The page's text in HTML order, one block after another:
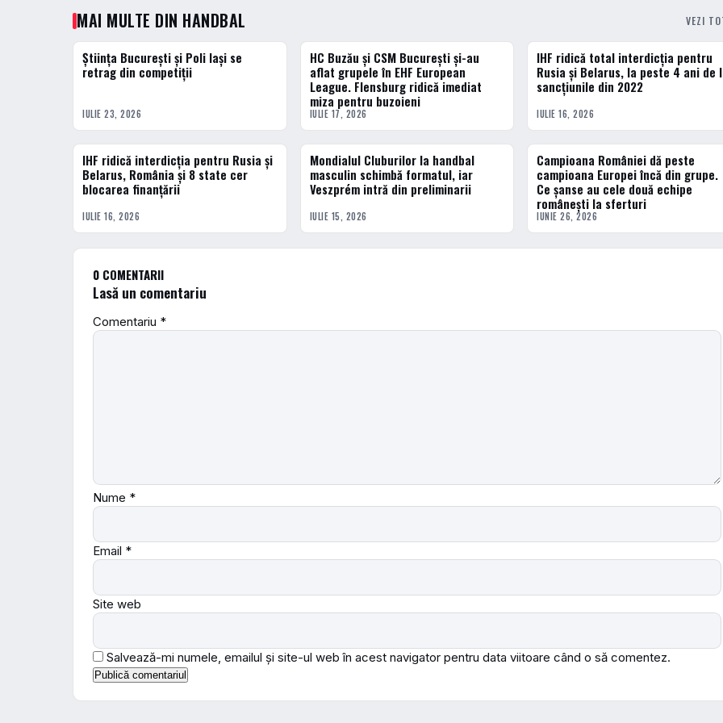
MAI MULTE DIN HANDBAL VEZI
ACTUALE
Știința București și Poli Iași se
retrag din competiții
IULIE 23, 2026
HANDBAL
HC Buzău și CSM București și-au
aflat grupele în EHF European
League. Flensburg ridică imediat
miza pentru buzoieni
IULIE 17, 2026
HANDBAL
IHF ridică total interdicția pentru
Rusia și Belarus, la peste 4 ani de
sancțiunile din 2022
IULIE 16, 2026
DIVERSE
IHF ridică interdicția pentru Rusia și
Belarus, România și 8 state cer
blocarea finanțării
IULIE 16, 2026
HANDBAL
Mondialul Cluburilor la handbal
masculin schimbă formatul, iar
Veszprém intră din preliminarii
IULIE 15, 2026
HANDBAL
Campioana României dă peste
campioana Europei încă din grupe.
Ce șanse au cele două echipe
românești la sferturi
IUNIE 26, 2026
0 COMENTARII
Lasă un comentariu
Comentariu *
Nume *
Email *
Site web
Salvează-mi numele, emailul și site-ul web în acest navigator pentru data viitoare când o să comentez.